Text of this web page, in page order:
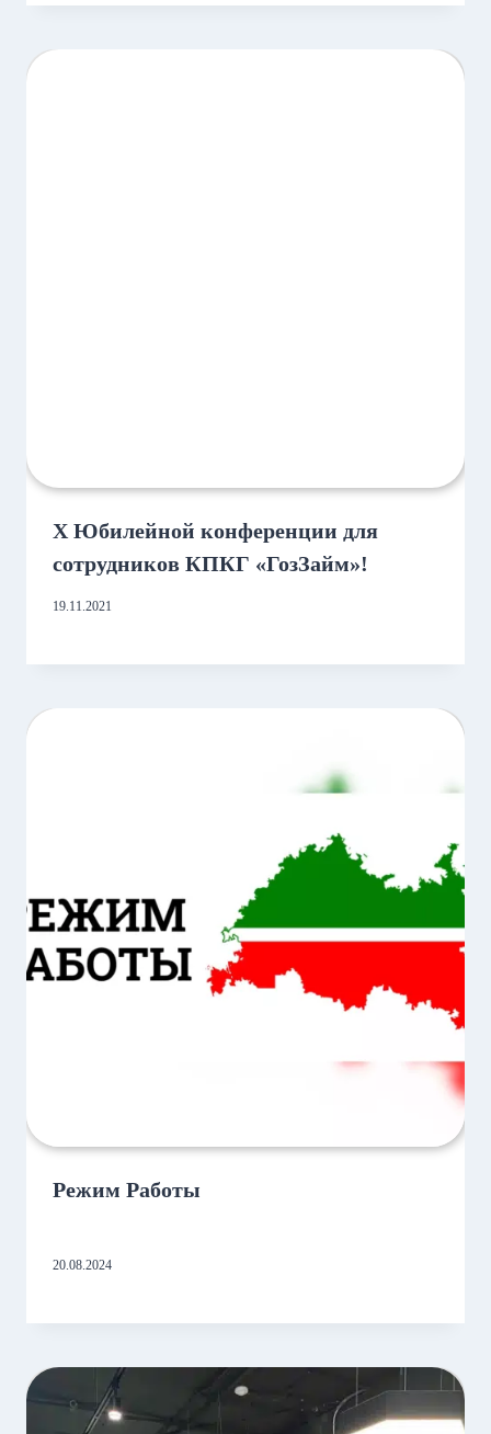
X Юбилейной конференции для
сотрудников КПКГ «ГозЗайм»!
19.11.2021
Режим Работы
20.08.2024